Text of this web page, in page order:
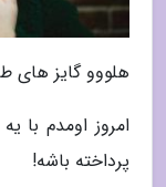
هلووو گایز های
امروز اومدم
پرداخته باشه!